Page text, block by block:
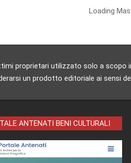
Loading
proprietari utilizzato solo a
un prodotto editoriale ai sensi
ANTENATI BENI CULTURALI